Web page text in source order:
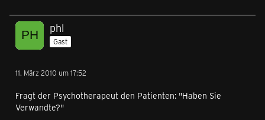
phl
Gast
11. März 2010 um 17:52
Fragt der Psychotherapeut den Patienten: "Haben Sie
Verwandte?"